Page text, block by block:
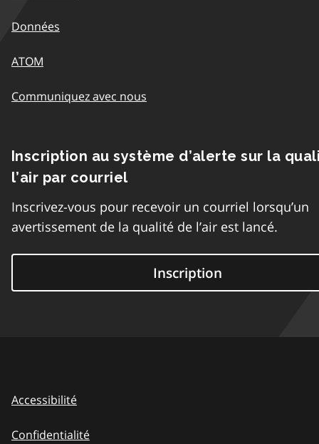
Données
ATOM
Communiquez avec nous
Inscription au système d’alerte sur la
l’air par courriel
Inscrivez-vous pour recevoir un courriel lorsqu’un
avertissement de la qualité de l’air est lancé.
Inscription
Accessibilité
Confidentialité